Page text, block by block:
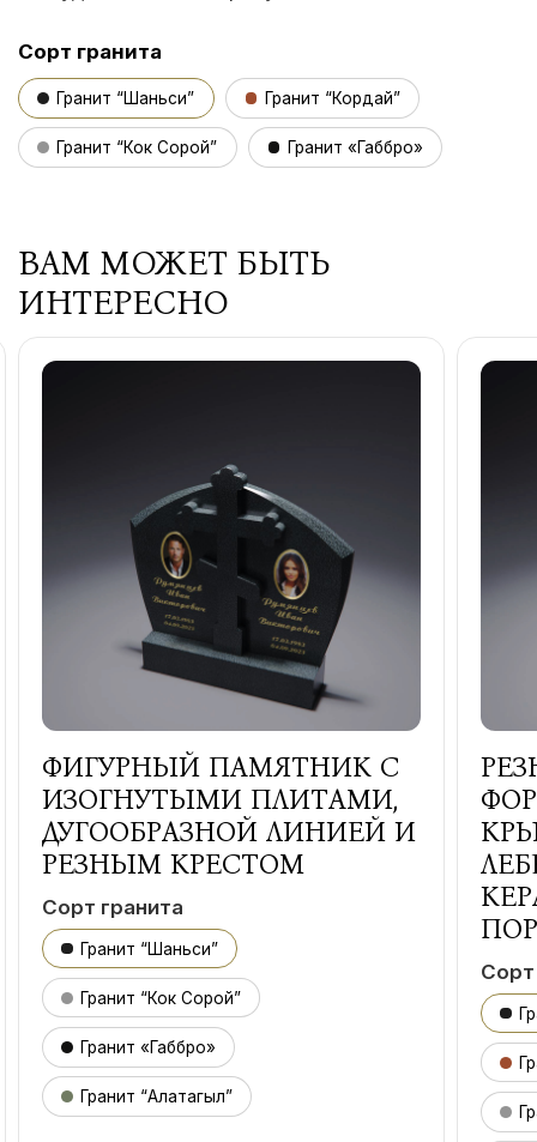
Сорт гранита
Гранит “Шаньси” Гранит “Кордай”
Гранит “Кок Сорой” Гранит «Габбро»
ВАМ МОЖЕТ БЫТЬ
ИНТЕРЕСНО
ФИГУРНЫЙ ПАМЯТНИК С
ИЗОГНУТЫМИ ПЛИТАМИ,
ДУГООБРАЗНОЙ ЛИНИЕЙ И
РЕЗНЫМ КРЕСТОМ
Сорт гранита
Гранит “Шаньси”
Гранит “Кок Сорой”
Гранит «Габбро»
Гранит “Алатагыл”
Сорт